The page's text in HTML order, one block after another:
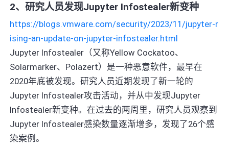
2、研究人员发现Jupyter Infostealer新变种
https://blogs.vmware.com/security/2023/11/jupyter-r
ising-an-update-on-jupyter-infostealer.html
Jupyter Infostealer（又称Yellow Cockatoo、
Solarmarker、Polazert）是一种恶意软件，最早在
2020年底被发现。研究人员近期发现了新一轮的
Jupyter Infostealer攻击活动，并从中发现Jupyter
Infostealer新变种。在过去的两周里，研究人员观察到
Jupyter Infostealer感染数量逐渐增多，发现了26个感
染案例。